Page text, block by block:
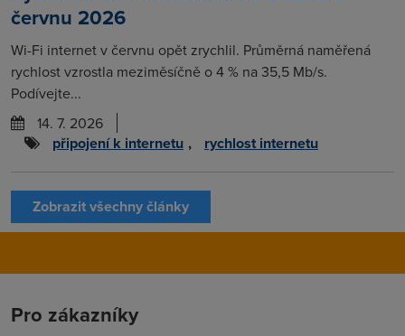
červnu 2026
Wi-Fi internet v červnu opět zrychlil. Průměrná naměřená
rychlost vzrostla meziměsíčně o 4 % na 35,5 Mb/s.
Podívejte...
14. 7. 2026
připojení k internetu , rychlost internetu
Zobrazit všechny články
Pro zákazníky